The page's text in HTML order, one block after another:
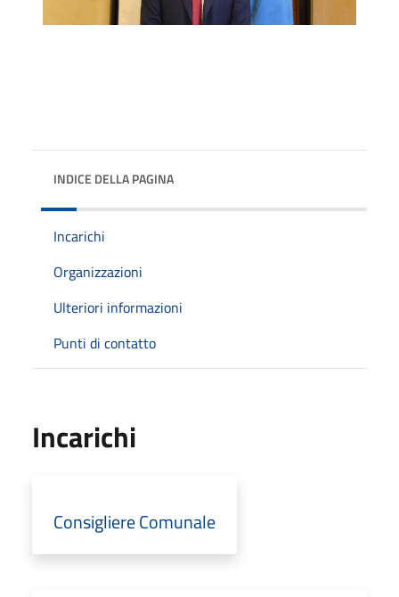
INDICE DELLA PAGINA
Incarichi
Organizzazioni
Ulteriori informazioni
Punti di contatto
Incarichi
Consigliere Comunale